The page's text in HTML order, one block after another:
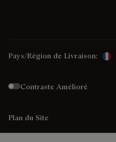
Pays/Région de Livraison:
Contraste Amélioré
Plan du Site